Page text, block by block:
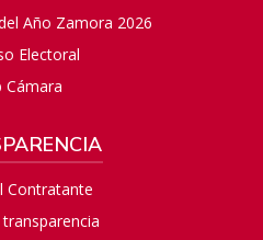
Año Zamora 2026
Electoral
Cámara
Contratante